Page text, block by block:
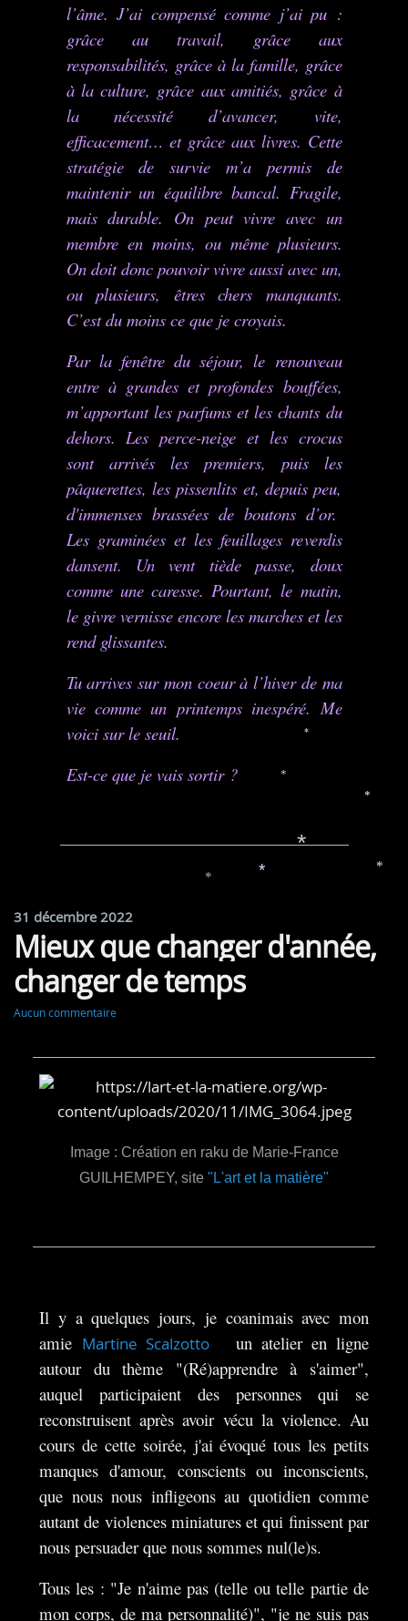
l’âme. J’ai compensé comme j’ai pu :
grâce au travail, grâce aux
responsabilités, grâce à la famille, grâce
à la culture, grâce aux amitiés, grâce à
la nécessité d’avancer, vite,
efficacement… et grâce aux livres. Cette
stratégie de survie m’a permis de
maintenir un équilibre bancal. Fragile,
mais durable. On peut vivre avec un
membre en moins, ou même plusieurs.
On doit donc pouvoir vivre aussi avec un,
ou plusieurs, êtres chers manquants.
C’est du moins ce que je croyais.
Par la fenêtre du séjour, le renouveau
entre à grandes et profondes bouffées,
m’apportant les parfums et les chants du
dehors. Les perce-neige et les crocus
sont arrivés les premiers, puis les
pâquerettes, les pissenlits et, depuis peu,
d'immenses brassées de boutons d’or.
Les graminées et les feuillages reverdis
dansent. Un vent tiède passe, doux
comme une caresse. Pourtant, le matin,
le givre vernisse encore les marches et les
rend glissantes.
Tu arrives sur mon coeur à l’hiver de ma
vie comme un printemps inespéré. Me
voici sur le seuil.
Est-ce que je vais sortir ?
31 décembre 2022
Mieux que changer d'année,
changer de temps
Aucun commentaire
Image : Création en raku de Marie-France
GUILHEMPEY, site "L'art et la matière"
Il y a quelques jours, je coanimais avec mon
amie Martine Scalzotto
un atelier en ligne
autour du thème "(Ré)apprendre à s'aimer",
auquel participaient des personnes qui se
reconstruisent après avoir vécu la violence. Au
cours de cette soirée, j'ai évoqué tous les petits
manques d'amour, conscients ou inconscients,
que nous nous infligeons au quotidien comme
autant de violences miniatures et qui finissent par
nous persuader que nous sommes nul(le)s.
Tous les : "Je n'aime pas (telle ou telle partie de
mon corps, de ma personnalité)", "je ne suis pas